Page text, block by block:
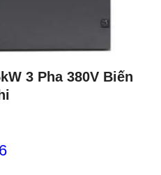
3 Pha 380V Biến